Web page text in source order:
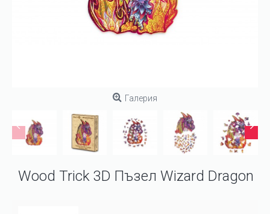
Галерия
Wood Trick 3D Пъзел Wizard Dragon